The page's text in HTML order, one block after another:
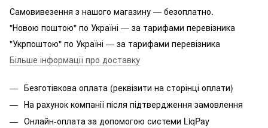
Самовивезення з нашого магазину — безоплатно.
"Новою поштою" по Україні — за тарифами перевізника
"Укрпоштою" по Україні — за тарифами перевізника
Більше інформації про доставку
Безготівкова оплата (реквізити на сторінці оплати)
На рахунок компанії після підтвердження замовлення
Онлайн-оплата за допомогою системи LiqPay